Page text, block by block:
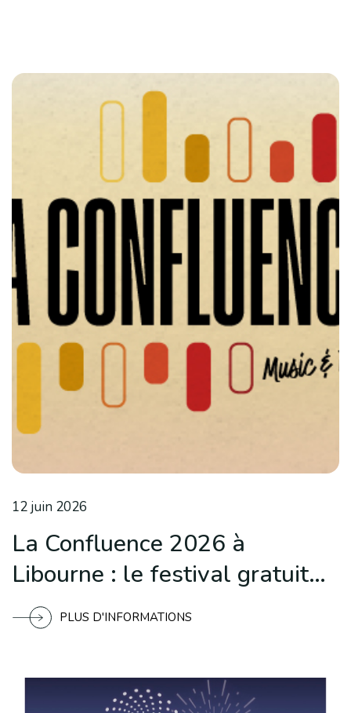
12 juin 2026
La Confluence 2026 à
Libourne : le festival gratuit
qui transforme les quais en
scène à ciel ouvert
PLUS D'INFORMATIONS